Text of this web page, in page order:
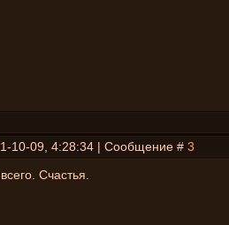
10-09, 4:28:34 | Сообщение # 3
Счастья.